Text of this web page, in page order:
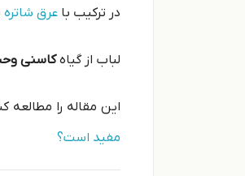
در ترکیب با عرق شاتره
لباب از گیاهکاسنی
این مقاله را مطالعه
مفید است؟